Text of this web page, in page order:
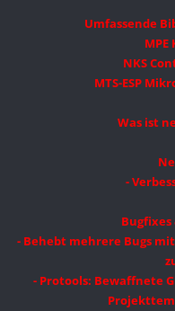
Umfassende
NKS
MTS-ESP
Was ist
-
Bugfixes
- Behebt mehrere Bugs
- Protools: Bewaffnete